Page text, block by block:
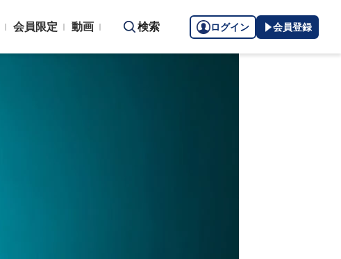
会員限定 動画 検索 ログイン 会員登録